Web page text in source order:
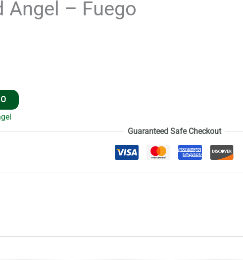
Angel – Fuego
Guaranteed Safe Checkout